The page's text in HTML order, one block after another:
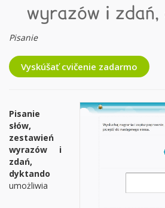
wyrazów i zdań,
Pisanie
Vyskúšať cvičenie zadarmo
Pisanie
słów,
zestawień
wyrazów i
zdań,
dyktando
umożliwia